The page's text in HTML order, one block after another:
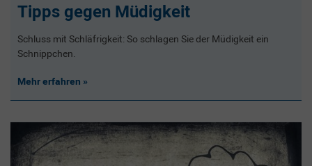
Tipps gegen Müdigkeit
Schluss mit Schläfrigkeit: So schlagen Sie der Müdigkeit ein
Schnippchen.
Mehr erfahren